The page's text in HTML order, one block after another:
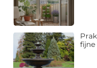
fijne